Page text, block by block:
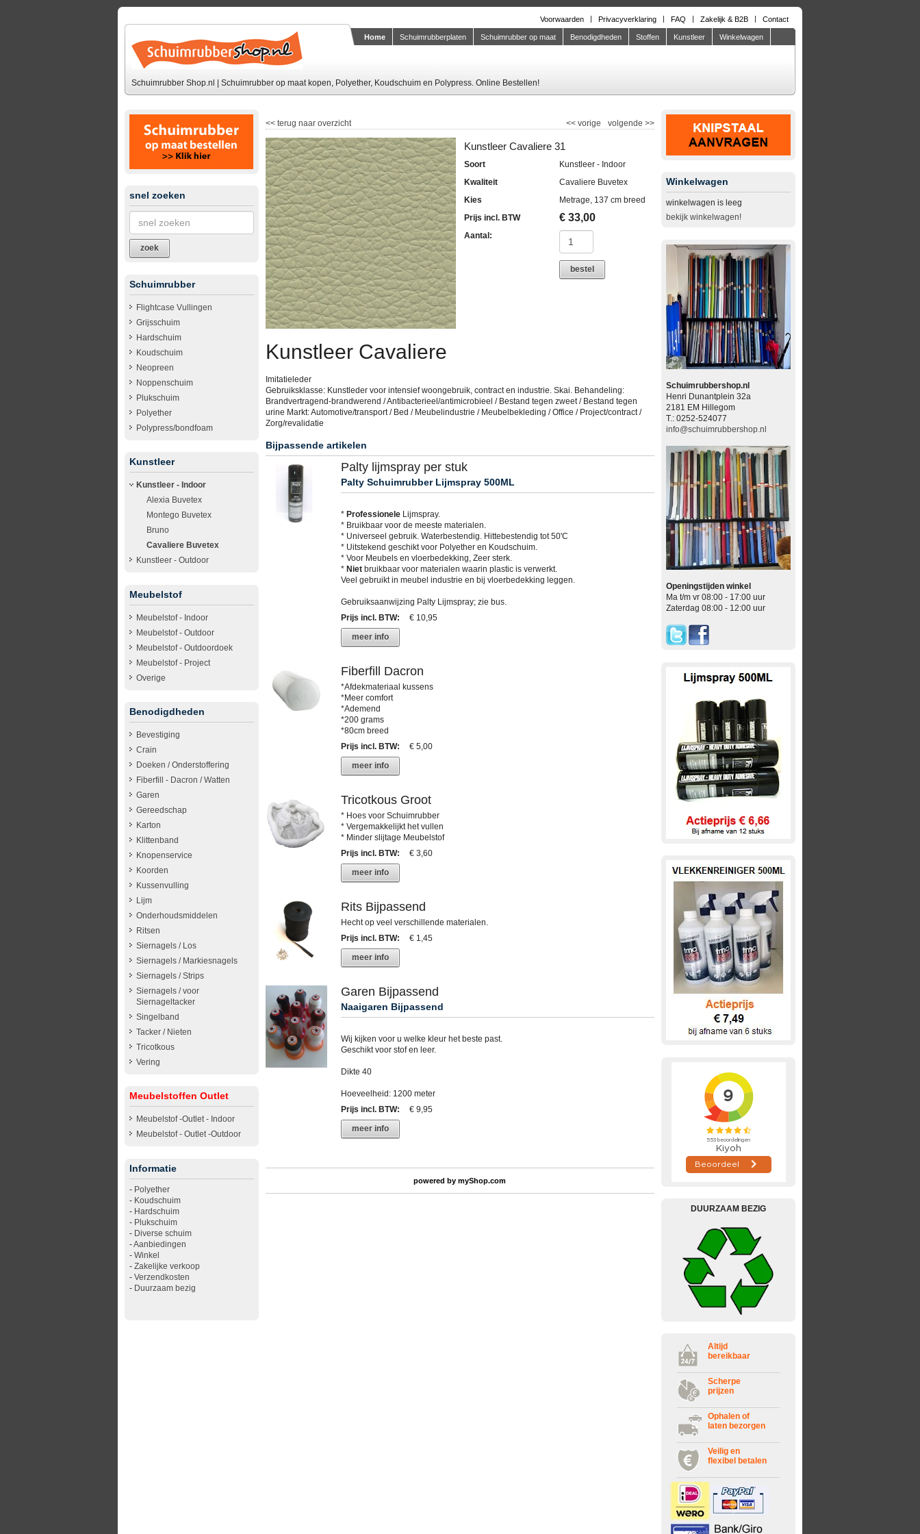
Voorwaarden Privacyverklaring FAQ Zakelijk & B2B Contact
Schuimrubber Shop.nl | Schuimrubber op maat kopen, Polyether, Koudschuim en Polypress. Online Bestellen!
Home Schuimrubberplaten Schuimrubber op maat Benodigdheden Stoffen Kunstleer Winkelwagen
snel zoeken
zoek
Schuimrubber
Flightcase Vullingen
Grijsschuim
Hardschuim
Koudschuim
Neopreen
Noppenschuim
Plukschuim
Polyether
Polypress/bondfoam
Kunstleer
Kunstleer - Indoor
Alexia Buvetex
Montego Buvetex
Bruno
Cavaliere Buvetex
Kunstleer - Outdoor
Meubelstof
Meubelstof - Indoor
Meubelstof - Outdoor
Meubelstof - Outdoordoek
Meubelstof - Project
Overige
Benodigdheden
Bevestiging
Crain
Doeken / Onderstoffering
Fiberfill - Dacron / Watten
Garen
Gereedschap
Karton
Klittenband
Knopenservice
Koorden
Kussenvulling
Lijm
Onderhoudsmiddelen
Ritsen
Siernagels / Los
Siernagels / Markiesnagels
Siernagels / Strips
Siernagels / voor
Siernageltacker
Singelband
Tacker / Nieten
Tricotkous
Vering
Meubelstoffen Outlet
Meubelstof -Outlet - Indoor
Meubelstof - Outlet -Outdoor
Informatie
- Polyether
- Koudschuim
- Hardschuim
- Plukschuim
- Diverse schuim
-Aanbiedingen
- Winkel
- Zakelijke verkoop
- Verzendkosten
- Duurzaam bezig
<< terug naar overzicht volgende >>
<<vorige
Kunstleer Cavaliere 31
Soort
Kunstleer - Indoor
Kwaliteit
Cavaliere Buvetex
Kies
Metrage, 137 cm breed
Prijs incl. BTW
€ 33,00
Aantal:
bestel
Kunstleer Cavaliere
Imitatieleder
Gebruiksklasse: Kunstleder voor intensief woongebruik, contract en industrie. Skai. Behandeling:
Brandvertragend-brandwerend / Antibacterieel/antimicrobieel / Bestand tegen zweet / Bestand tegen
urine Markt: Automotive/transport / Bed / Meubelindustrie / Meubelbekleding / Office / Project/contract /
Zorg/revalidatie
Bijpassende artikelen
Palty lijmspray per stuk
Palty Schuimrubber Lijmspray 500ML
* ProfessioneleLijmspray.
* Bruikbaar voor de meeste materialen.
* Universeel gebruik. Waterbestendig. Hittebestendig tot 50'C
* Uitstekend geschikt voor Polyether en Koudschuim.
* Voor Meubels en vloerbedekking, Zeer sterk.
* Nietbruikbaar voor materialen waarin plastic is verwerkt.
Veel gebruikt in meubel industrie en bij vloerbedekking leggen.
Gebruiksaanwijzing Palty Lijmspray; zie bus.
Prijs incl. BTW:
€ 10,95
meer info
Fiberfill Dacron
*Afdekmateriaal kussens
*Meer comfort
*Ademend
*200 grams
*80cm breed
Prijs incl. BTW:
€ 5,00
meer info
Tricotkous Groot
* Hoes voor Schuimrubber
* Vergemakkelijkt het vullen
* Minder slijtage Meubelstof
Prijs incl. BTW:
€ 3,60
meer info
Rits Bijpassend
Hecht op veel verschillende materialen.
Prijs incl. BTW:
€ 1,45
meer info
Garen Bijpassend
Naaigaren Bijpassend
Wij kijken voor u welke kleur het beste past.
Geschikt voor stof en leer.
Dikte 40
Hoeveelheid: 1200 meter
Prijs incl. BTW:
€ 9,95
meer info
powered bymyShop.com
Winkelwagen
winkelwagen is leeg
bekijk winkelwagen!
Schuimrubbershop.nl
Henri Dunantplein 32a
2181 EM Hillegom
T.: 0252-524077
info@schuimrubbershop.nl
Openingstijden winkel
Ma t/m vr 08:00 - 17:00 uur
Zaterdag 08:00 - 12:00 uur
DUURZAAM BEZIG
Altijd
bereikbaar
Scherpe
prijzen
Ophalen of
laten bezorgen
Veilig en
flexibel betalen